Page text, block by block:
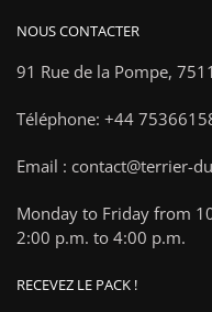
NOUS CONTACTER
91 Rue de la Pompe,
Téléphone: +44
Email : contact@terrier-
Monday to Friday from
2:00 p.m. to 4:00 p.m.
RECEVEZ LE PACK !